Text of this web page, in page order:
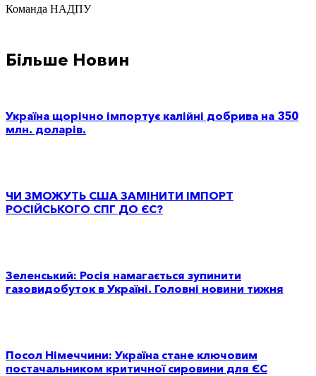
Команда НАДПУ
Більше Новин
Україна щорічно імпортує калійні добрива на 350
млн. доларів.
ЧИ ЗМОЖУТЬ США ЗАМІНИТИ ІМПОРТ
РОСІЙСЬКОГО СПГ ДО ЄС?
Зеленський: Росія намагається зупинити
газовидобуток в Україні. Головні новини тижня
Посол Німеччини: Україна стане ключовим
постачальником критичної сировини для ЄС